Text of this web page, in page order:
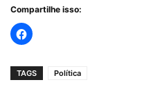
Compartilhe isso:
TAGS Política